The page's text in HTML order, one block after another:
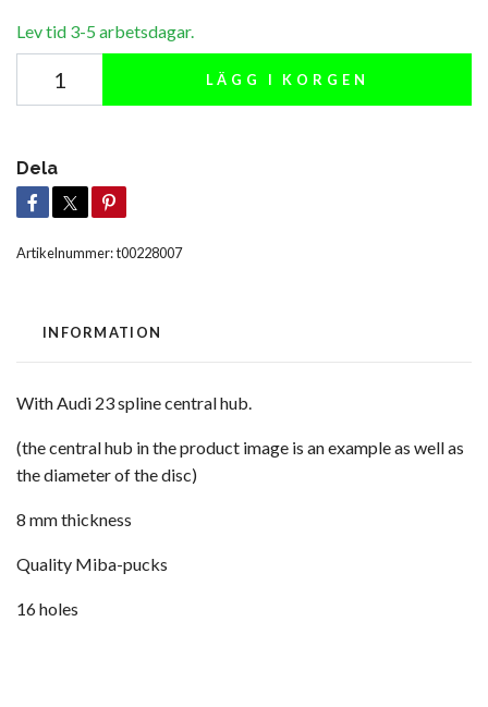
Lev tid 3-5 arbetsdagar.
LÄGG I KORGEN
Dela
Artikelnummer:t00228007
INFORMATION
With Audi 23 spline central hub.
(the central hub in the product image is an example as well as
the diameter of the disc)
8 mm thickness
Quality Miba-pucks
16 holes